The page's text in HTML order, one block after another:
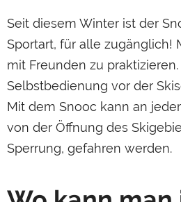
Seit diesem Winter ist der
Sportart, für alle zugänglich!
mit Freunden zu
Selbstbedienung vor der
Mit dem Snooc kann an
von der Öffnung des
Sperrung, gefahren werden.